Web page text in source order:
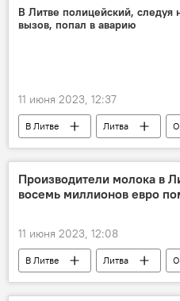
санкции
санкции против
Валентина Матвиенко
В Литве полицейский, следуя
вызов, попал в аварию
11 июня 2023, 12:37
В Литве Литва
происшествие
полиция Литвы
Производители молока в
восемь миллионов евро
11 июня 2023, 12:08
В Литве Литва
фермеры
молоко